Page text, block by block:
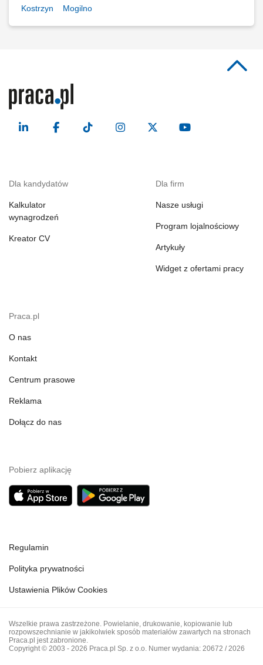
Kostrzyn Mogilno
Dla kandydatów
Kalkulator
wynagrodzeń
Kreator CV
Dla firm
Nasze usługi
Program lojalnościowy
Artykuły
Widget z ofertami pracy
Praca.pl
O nas
Kontakt
Centrum prasowe
Reklama
Dołącz do nas
Pobierz aplikację
Regulamin
Polityka prywatności
Ustawienia Plików Cookies
Wszelkie prawa zastrzeżone. Powielanie, drukowanie, kopiowanie lub
rozpowszechnianie w jakikolwiek sposób materiałów zawartych na stronach
Praca.pl jest zabronione.
Copyright © 2003 - 2026 Praca.pl Sp. z o.o. Numer wydania: 20672 / 2026